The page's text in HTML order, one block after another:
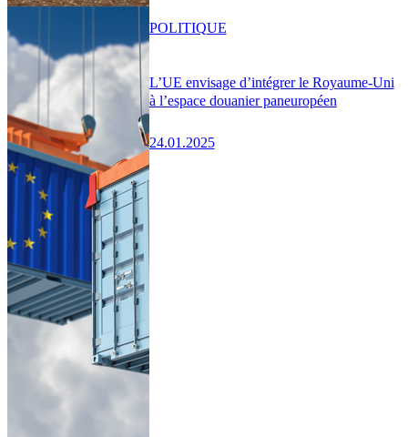
L’UE envisage d’intégrer le Royaume-Uni
à l’espace douanier paneuropéen
24.01.2025
POLITIQUE